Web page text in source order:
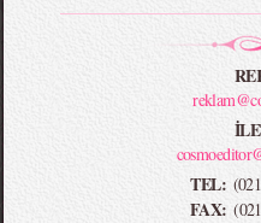
TEL:
FAX: